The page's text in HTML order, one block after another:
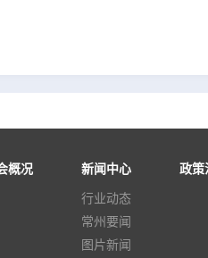
概况
新闻中心
行业动态
常州要闻
图片新闻
政策